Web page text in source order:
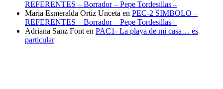
REFERENTES – Borrador – Pepe Tordesillas –
Maria Esmeralda Ortiz Unceta en PEC-2 SIMBOLO –
REFERENTES – Borrador – Pepe Tordesillas –
Adriana Sanz Font en PAC1- La playa de mi casa… es
particular